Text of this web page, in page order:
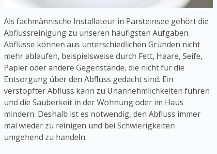
Als fachmännische Installateur in Parsteinsee gehört die
Abflussreinigung zu unseren häufigsten Aufgaben.
Abflüsse können aus unterschiedlichen Gründen nicht
mehr ablaufen, beispielsweise durch Fett, Haare, Seife,
Papier oder andere Gegenstände, die nicht für die
Entsorgung über den Abfluss gedacht sind. Ein
verstopfter Abfluss kann zu Unannehmlichkeiten führen
und die Sauberkeit in der Wohnung oder im Haus
mindern. Deshalb ist es notwendig, den Abfluss immer
mal wieder zu reinigen und bei Schwierigkeiten
umgehend zu handeln.